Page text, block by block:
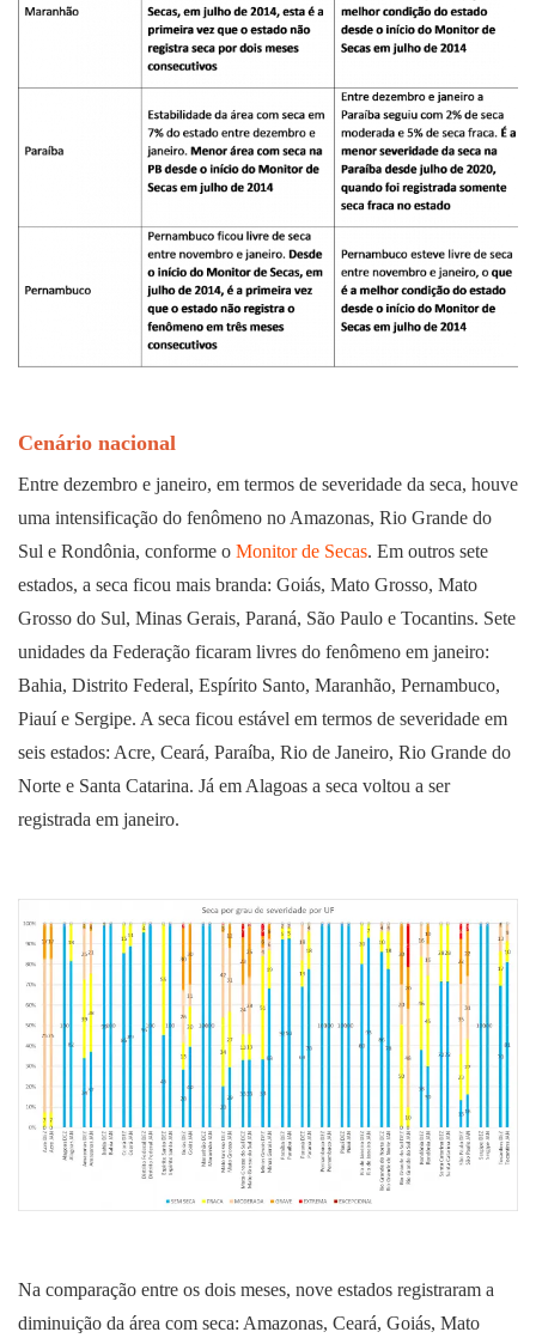
Cenário nacional
Entre dezembro e janeiro, em termos de severidade da seca, houve
uma intensificação do fenômeno no Amazonas, Rio Grande do
Sul e Rondônia, conforme o Monitor de Secas. Em outros sete
estados, a seca ficou mais branda: Goiás, Mato Grosso, Mato
Grosso do Sul, Minas Gerais, Paraná, São Paulo e Tocantins. Sete
unidades da Federação ficaram livres do fenômeno em janeiro:
Bahia, Distrito Federal, Espírito Santo, Maranhão, Pernambuco,
Piauí e Sergipe. A seca ficou estável em termos de severidade em
seis estados: Acre, Ceará, Paraíba, Rio de Janeiro, Rio Grande do
Norte e Santa Catarina. Já em Alagoas a seca voltou a ser
registrada em janeiro.
Na comparação entre os dois meses, nove estados registraram a
diminuição da área com seca: Amazonas, Ceará, Goiás, Mato